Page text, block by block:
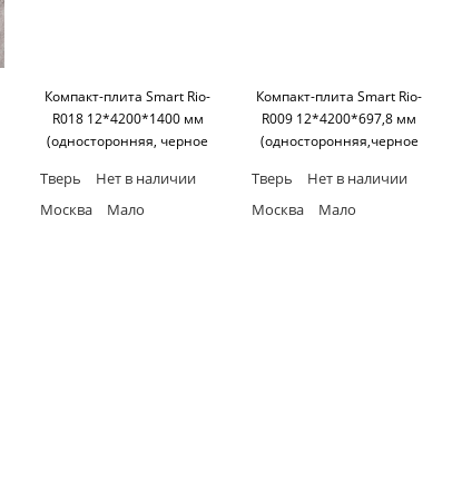
Компакт-плита Smart Rio-
R018 12*4200*1400 мм
(односторонняя, черное
Тверь
Нет в наличии
Москва
Мало
Компакт-плита Smart Rio-
R009 12*4200*697,8 мм
(односторонняя,черное
Тверь
Нет в наличии
Москва
Мало